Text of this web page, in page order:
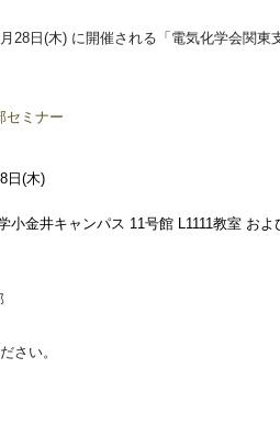
28日(木) に開催される「電気化学会関東
セミナー
日(木)
小金井キャンパス 11号館 L1111教室 およ
さい。